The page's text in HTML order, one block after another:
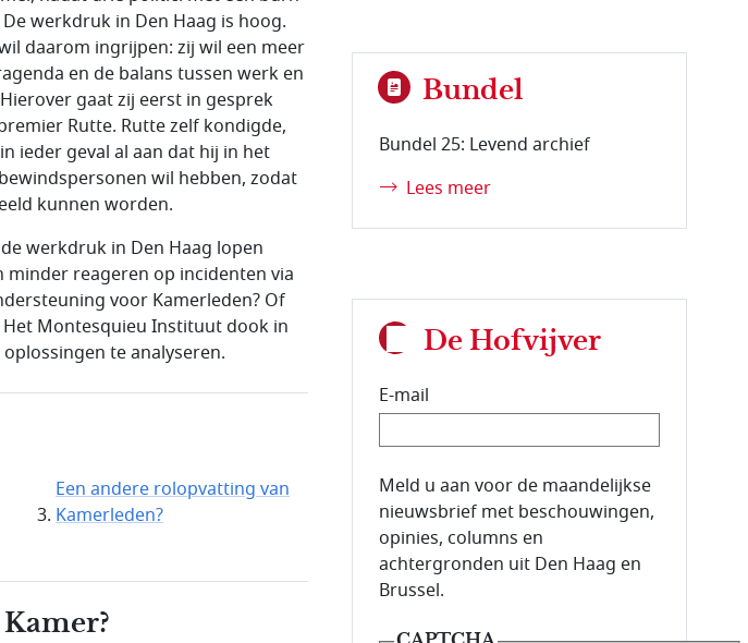
werkdruk in Den Haag is hoog.
daarom ingrijpen: zij wil een meer
en de balans tussen werk en
gaat zij eerst in gesprek
Rutte. Rutte zelf kondigde,
ieder geval al aan dat hij in het
wil hebben, zodat
kunnen worden.
werkdruk in Den Haag lopen
reageren op incidenten via
voor Kamerleden? Of
Montesquieu Instituut dook in
te analyseren.
Een andere rolopvatting van
Kamerleden?
Bundel
Bundel 25: Levend archief
Lees meer
De Hofvijver
E-mail
E-mailadres van de abonnee.
Meld u aan voor de maandelijkse
nieuwsbrief met beschouwingen,
opinies, columns en
achtergronden uit Den Haag en
Brussel.